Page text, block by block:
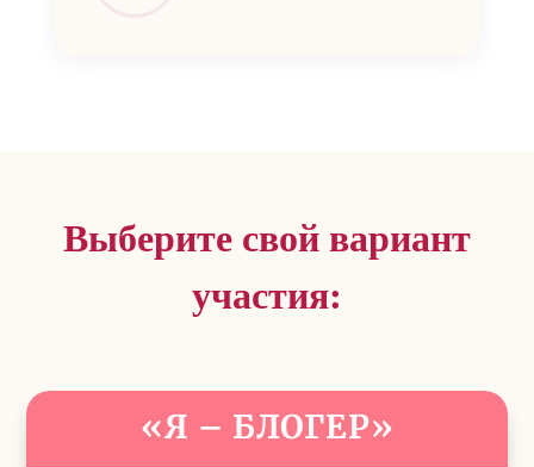
Выберите свой вариант
участия:
«Я – БЛОГЕР»